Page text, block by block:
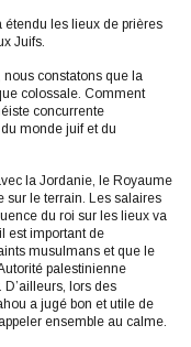
étendu les lieux de prières
Juifs.
nous constatons que la
colossale. Comment
concurrente
monde juif et du
la Jordanie, le Royaume
sur le terrain. Les salaires
du roi sur les lieux va
est important de
musulmans et que le
palestinienne
lors des
a jugé bon et utile de
ensemble au calme.